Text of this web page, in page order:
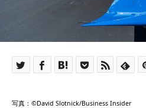
写真：©David Slotnick/Business Insider